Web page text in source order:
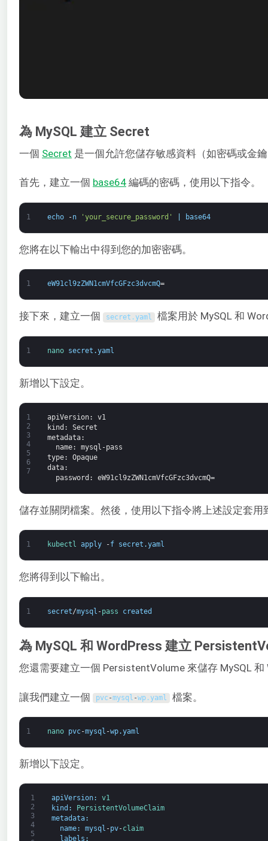
為 MySQL 建立 Secret
一個 Secret 是一個允許您儲存敏感資料（如密碼或金
首先，建立一個 base64 編碼的密碼，使用以下指令。
1 echo -n 'your_secure_password' base64
您將在以下輸出中得到您的加密密碼。
1 eW91cl9zZWN1cmVfcGFzc3dvcmQ=
接下來，建立一個 secret .yaml 檔案用於 MySQL 和
1 nano secret .yaml
新增以下設定。
1
2
3
4
5
6
7
apiVersion: v1
kind : Secret
metadata:
name: mysql-pass
type: Opaque
data:
password : eW91cl9zZWN1cmVfcGFzc3dvcmQ=
儲存並關閉檔案。然後，使用以下指令將上述設定套用
1 kubectl apply -f secret .yaml
您將得到以下輸出。
1 secret/mysql -pass created
為 MySQL 和 WordPress 建立
您還需要建立一個 PersistentVolume 來儲存 MySQL
讓我們建立一個 pvc -mysql -wp.yaml 檔案。
1 nano pvc-mysql -wp.yaml
新增以下設定。
1
2
3
4
5
apiVersion:
v1
kind :
PersistentVolumeClaim
metadata:
name: mysql -pv-claim
labels :